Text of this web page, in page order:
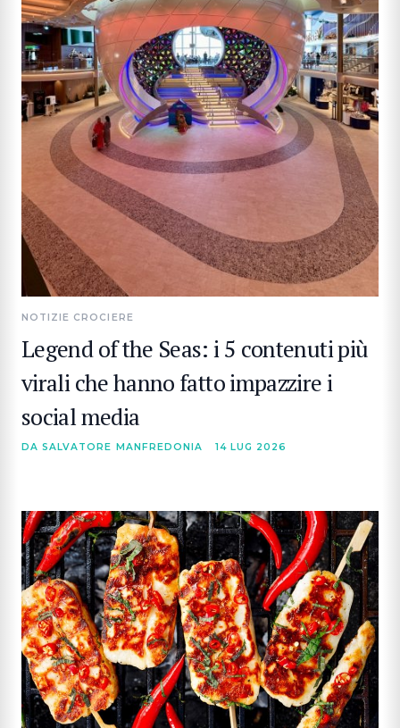
NOTIZIE CROCIERE
Legend of the Seas: i 5 contenuti più
virali che hanno fatto impazzire i
social media
DA SALVATORE MANFREDONIA 14 LUG 2026